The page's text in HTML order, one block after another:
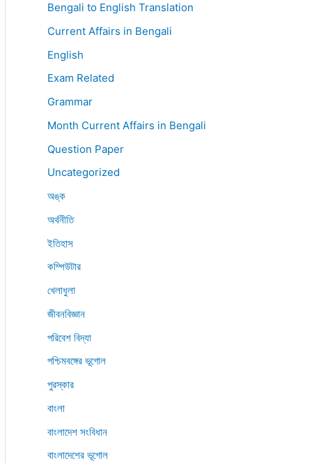
Bengali to English Translation
Current Affairs in Bengali
English
Exam Related
Grammar
Month Current Affairs in Bengali
Question Paper
Uncategorized
অঙ্ক
অর্থনীতি
ইতিহাস
কম্পিউটার
খেলাধুলা
জীবনবিজ্ঞান
পরিবেশ বিদ্যা
পশ্চিমবঙ্গের ভূগোল
পুরস্কার
বাংলা
বাংলাদেশ সংবিধান
বাংলাদেশের ভূগোল